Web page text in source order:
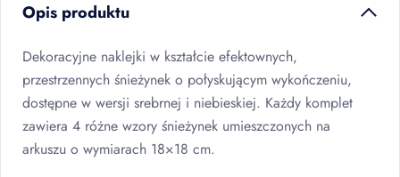
Opis produktu
Dekoracyjne naklejki w kształcie efektownych,
przestrzennych śnieżynek o połyskującym wykończeniu,
dostępne w wersji srebrnej i niebieskiej. Każdy komplet
zawiera 4 różne wzory śnieżynek umieszczonych na
arkuszu o wymiarach 18×18 cm.